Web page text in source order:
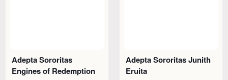
Adepta Sororitas
Engines of Redemption
Adepta Sororitas Junith
Eruita